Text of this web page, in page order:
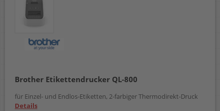
Brother Etikettendrucker QL-800
für Einzel- und Endlos-Etiketten, 2-farbiger Thermodirekt-Druck
Details